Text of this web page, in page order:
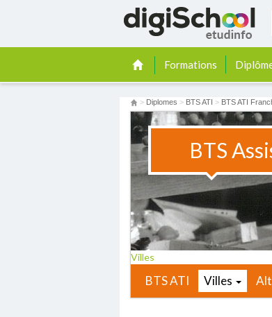
Formations
> Diplomes > BTS ATI > BTS ATI
BTS
Villes
BTS ATI Villes